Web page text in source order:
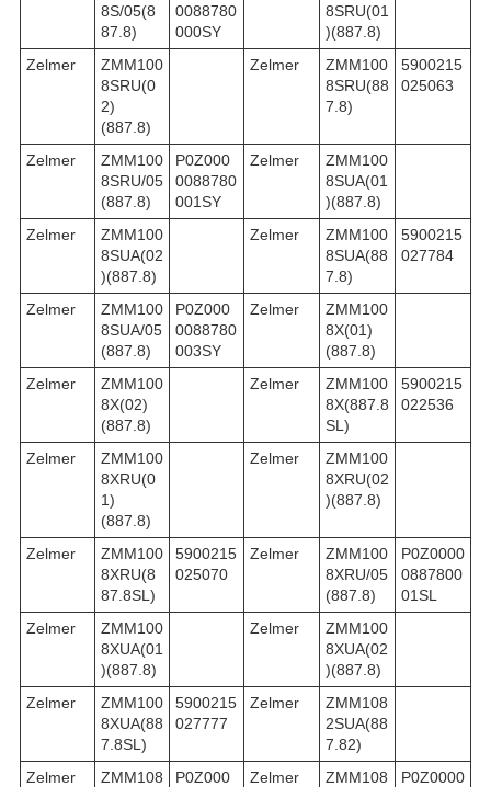
8S/05(8
87.8)
0088780
000SY
8SRU(01
)(887.8)
Zelmer
ZMM100
8SRU(0
2)
(887.8)
Zelmer
ZMM100
8SRU(88
7.8)
5900215
025063
Zelmer
ZMM100
8SRU/05
(887.8)
P0Z000
0088780
001SY
Zelmer
ZMM100
8SUA(01
)(887.8)
Zelmer
ZMM100
8SUA(02
)(887.8)
Zelmer
ZMM100
8SUA(88
7.8)
5900215
027784
Zelmer
ZMM100
8SUA/05
(887.8)
P0Z000
0088780
003SY
Zelmer
ZMM100
8X(01)
(887.8)
Zelmer
ZMM100
8X(02)
(887.8)
Zelmer
ZMM100
8X(887.8
SL)
5900215
022536
Zelmer
ZMM100
8XRU(0
1)
(887.8)
Zelmer
ZMM100
8XRU(02
)(887.8)
Zelmer
ZMM100
8XRU(8
87.8SL)
5900215
025070
Zelmer
ZMM100
8XRU/05
(887.8)
P0Z0000
0887800
01SL
Zelmer
ZMM100
8XUA(01
)(887.8)
Zelmer
ZMM100
8XUA(02
)(887.8)
Zelmer
ZMM100
8XUA(88
7.8SL)
5900215
027777
Zelmer
ZMM108
2SUA(88
7.82)
Zelmer
ZMM108
P0Z000
Zelmer
ZMM108
P0Z0000